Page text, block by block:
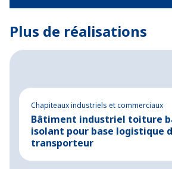
Plus de réalisations
Chapiteaux industriels et commerciaux
Bâtiment industriel toiture
isolant pour base logistique
transporteur